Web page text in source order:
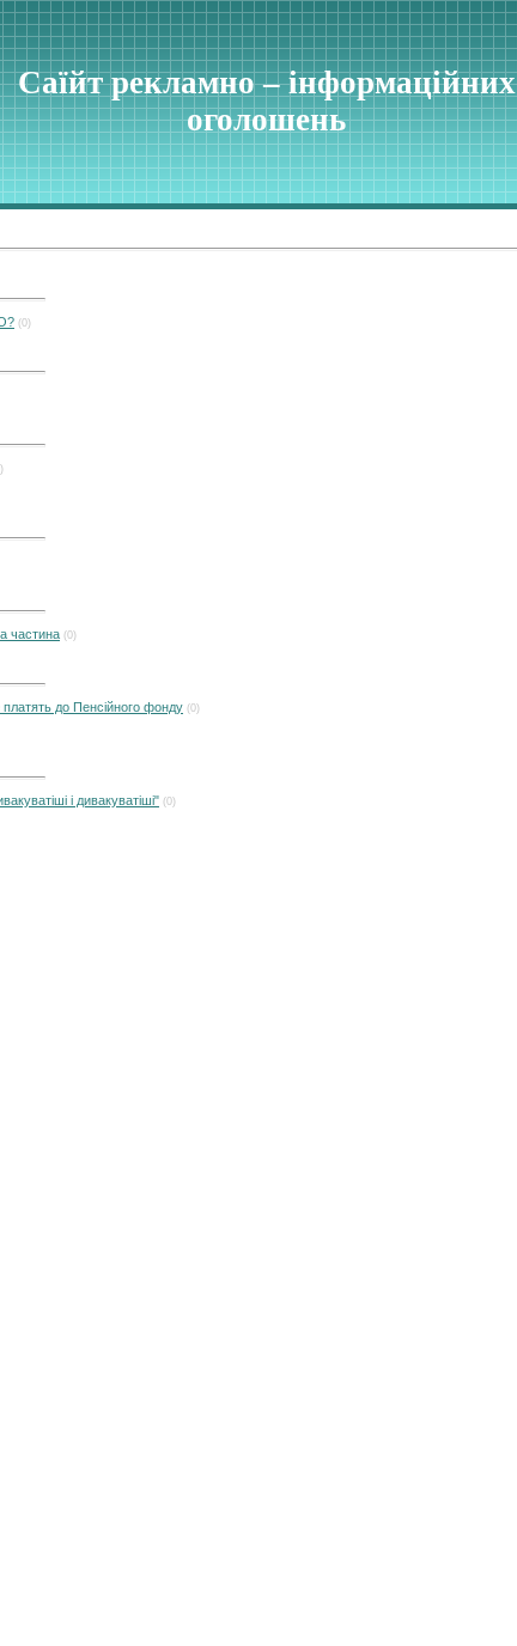
Саїйт рекламно – інформаційних
оголошень
(0)
частина (0)
платять до Пенсійного фонду (0)
і дивакуватіші" (0)